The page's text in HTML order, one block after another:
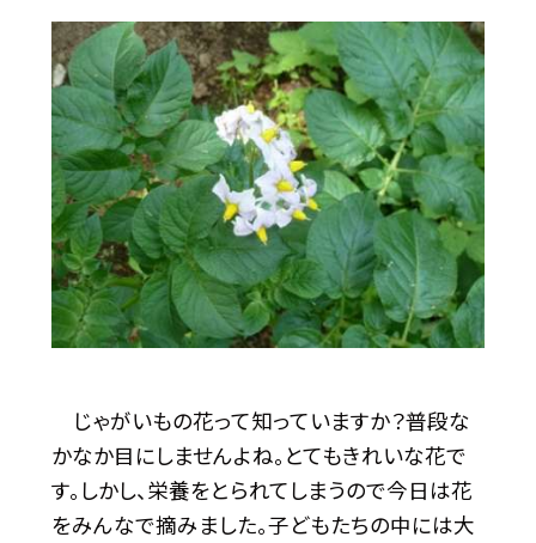
じゃがいもの花って知っていますか？普段な
かなか目にしませんよね。とてもきれいな花で
す。しかし、栄養をとられてしまうので今日は花
をみんなで摘みました。子どもたちの中には大